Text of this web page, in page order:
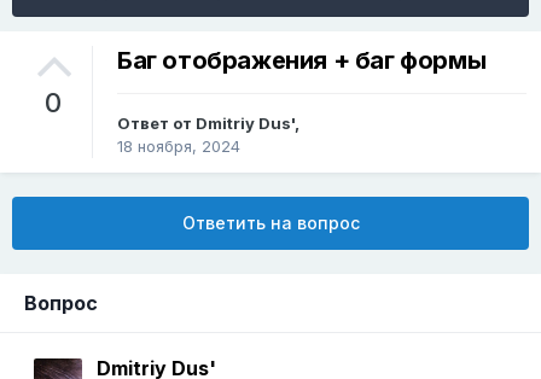
0
Баг отображения + баг формы
Ответ от Dmitriy Dus',
18 ноября, 2024
Ответить на вопрос
Вопрос
Dmitriy Dus'